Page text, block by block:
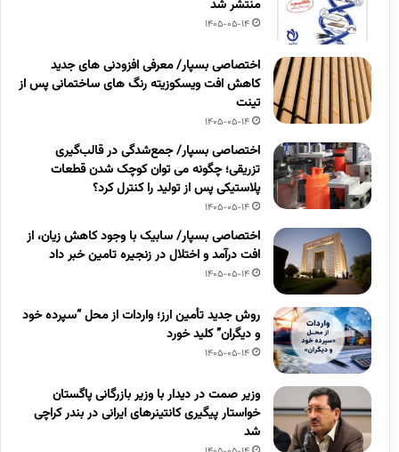
منتشر شد
1405-05-14
اختصاصی بسپار/ معرفی افزودنی های جدید
کاهش افت ویسکوزیته رنگ های ساختمانی پس از
تینت
1405-05-14
اختصاصی بسپار/ جمع‌شدگی در قالب‌گیری
تزریقی؛ چگونه می توان کوچک شدن قطعات
پلاستیکی پس از تولید را کنترل کرد؟
1405-05-14
اختصاصی بسپار/ سابیک با وجود کاهش زیان، از
افت درآمد و اختلال در زنجیره تامین خبر داد
1405-05-14
روش جدید تأمین ارز؛ واردات از محل “سپرده خود
و دیگران” کلید خورد
1405-05-14
وزیر صمت در دیدار با وزیر بازرگانی پاگستان
خواستار پیگیری کانتینرهای ایرانی در بندر کراچی
شد